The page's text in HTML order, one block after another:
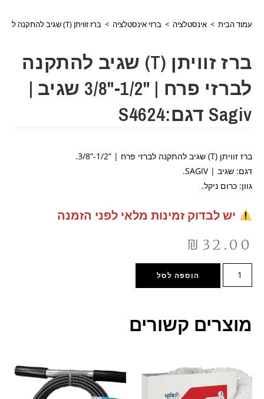
עמוד הבית > אינסטלציה > ברזי אינסטלציה > ברז זוויתן (T) שגיב להתקנה לברזי פרח | "1/2-"3/8 שגיב | Sagiv דגם:S4624
ברז זוויתן (T) שגיב להתקנה
לברזי פרח | "1/2-"3/8 שגיב |
Sagiv דגם:S4624
ברז זוויתן (T) שגיב להתקנה לברזי פרח | “1/2-”3/8.
דגם: שגיב |SAGIV
.
גוון: כרום ניקל.
יש לבדוק זמינות מלאי לפני הזמנה
₪ 32.00
הוספה לסל
מוצרים קשורים